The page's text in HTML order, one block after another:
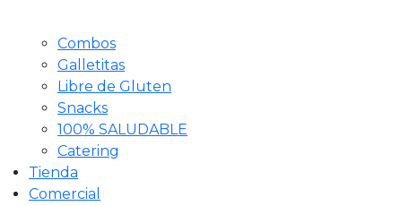
Combos
Galletitas
Libre de Gluten
Snacks
100% SALUDABLE
Catering
Tienda
Comercial